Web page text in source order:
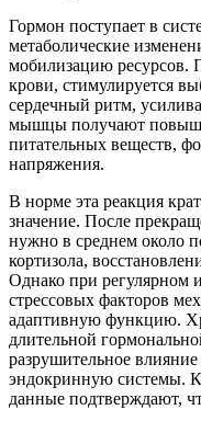
Гормон поступает в
метаболические
мобилизацию ресурсов.
крови, стимулируется
сердечный ритм,
мышцы получают
питательных веществ,
напряжения.
В норме эта реакция
значение. После
нужно в среднем около
кортизола,
Однако при регулярном
стрессовых факторов
адаптивную функцию.
длительной
разрушительное
эндокринную системы.
данные подтверждают,